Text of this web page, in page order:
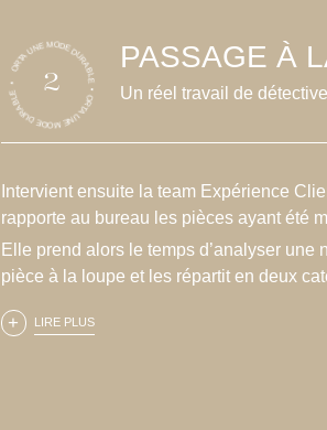
2
ORTA UNE MODE DURABLE • ORTA UNE MODE DURABLE • PASSAGE À
Un réel travail de détective
Intervient ensuite la team Expérience
rapporte au bureau les pièces ayant été
Elle prend alors le temps d’analyser une
pièce à la loupe et les répartit en deux
LIRE PLUS